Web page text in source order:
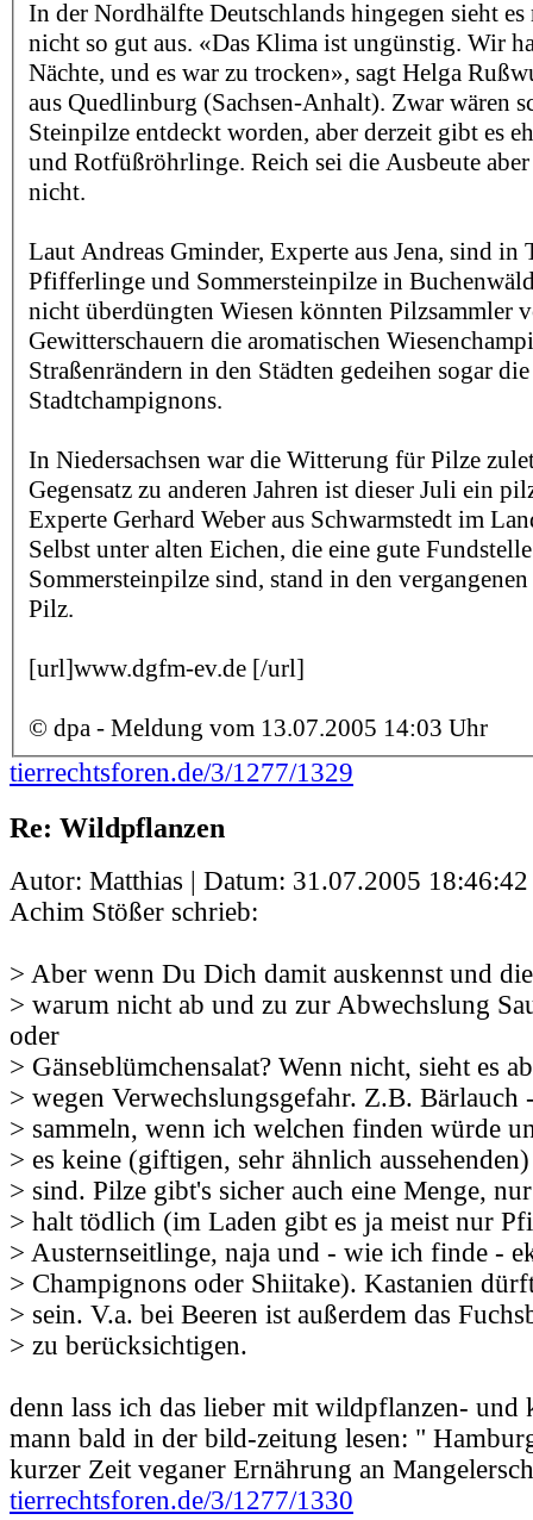
In der Nordhälfte Deutschlands hingegen sieht
nicht so gut aus. «Das Klima ist ungünstig. Wir
Nächte, und es war zu trocken», sagt Helga
aus Quedlinburg (Sachsen-Anhalt). Zwar wären
Steinpilze entdeckt worden, aber derzeit gibt es
und Rotfüßröhrlinge. Reich sei die Ausbeute
nicht.
Laut Andreas Gminder, Experte aus Jena, sind in
Pfifferlinge und Sommersteinpilze in
nicht überdüngten Wiesen könnten Pilzsammler
Gewitterschauern die aromatischen
Straßenrändern in den Städten gedeihen sogar
Stadtchampignons.
In Niedersachsen war die Witterung für Pilze
Gegensatz zu anderen Jahren ist dieser Juli ein
Experte Gerhard Weber aus Schwarmstedt im
Selbst unter alten Eichen, die eine gute
Sommersteinpilze sind, stand in den
Pilz.
[url]www.dgfm-ev.de [/url]
© dpa - Meldung vom 13.07.2005 14:03 Uhr
tierrechtsforen.de/3/1277/1329
Re: Wildpflanzen
Autor: Matthias | Datum: 31.07.2005 18:46:42
Achim Stößer schrieb:
> Aber wenn Du Dich damit auskennst und
> warum nicht ab und zu zur Abwechslung
oder
> Gänseblümchensalat? Wenn nicht, sieht es
> wegen Verwechslungsgefahr. Z.B. Bärlauch
> sammeln, wenn ich welchen finden würde
> es keine (giftigen, sehr ähnlich
> sind. Pilze gibt's sicher auch eine Menge,
> halt tödlich (im Laden gibt es ja meist nur
> Austernseitlinge, naja und - wie ich finde -
> Champignons oder Shiitake). Kastanien
> sein. V.a. bei Beeren ist außerdem das
> zu berücksichtigen.
denn lass ich das lieber mit wildpflanzen- und
mann bald in der bild-zeitung lesen: "
kurzer Zeit veganer Ernährung an
tierrechtsforen.de/3/1277/1330